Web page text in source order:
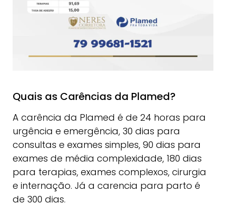
Quais as Carências da Plamed?
A carência da Plamed é de 24 horas para
urgência e emergência, 30 dias para
consultas e exames simples, 90 dias para
exames de média complexidade, 180 dias
para terapias, exames complexos, cirurgia
e internação. Já a carencia para parto é
de 300 dias.